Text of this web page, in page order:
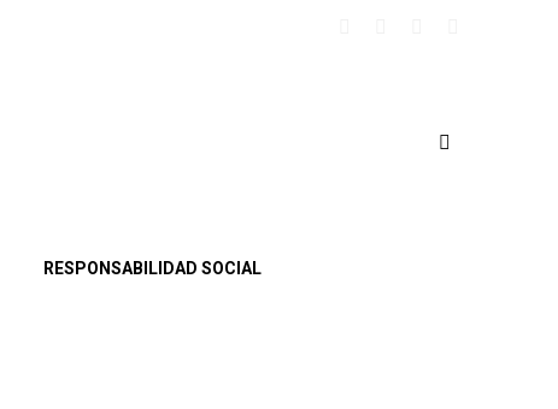
RESPONSABILIDAD SOCIAL